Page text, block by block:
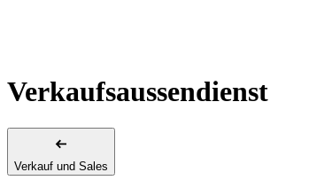
Verkaufsaussendienst
Verkauf und Sales